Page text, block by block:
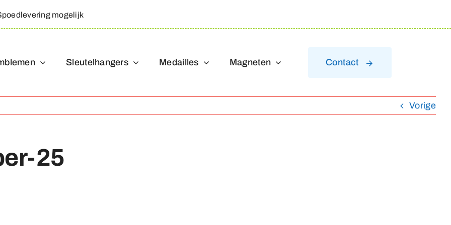
mogelijk
Sleutelhangers Medailles Magneten Contact
Vorige
25